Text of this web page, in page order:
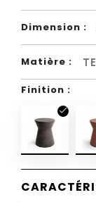
Dimension :
Matière :
Finition :